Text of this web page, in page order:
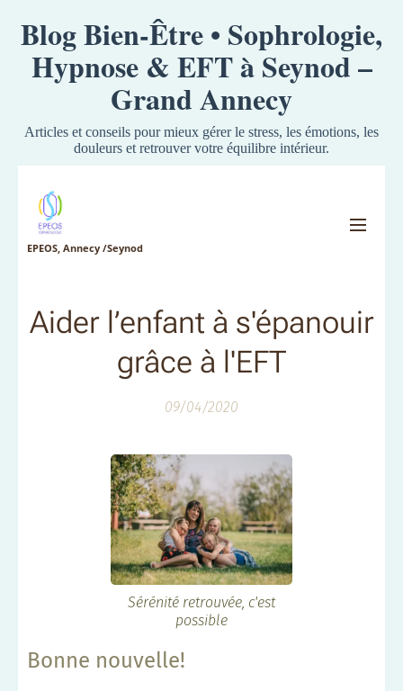
Blog Bien-Être • Sophrologie,
Hypnose & EFT à Seynod –
Grand Annecy
Articles et conseils pour mieux gérer le stress, les émotions, les
douleurs et retrouver votre équilibre intérieur.
EPEOS, Annecy /Seynod
Aider l’enfant à s'épanouir
grâce à l'EFT
09/04/2020
Sérénité retrouvée, c'est
possible
Bonne nouvelle!